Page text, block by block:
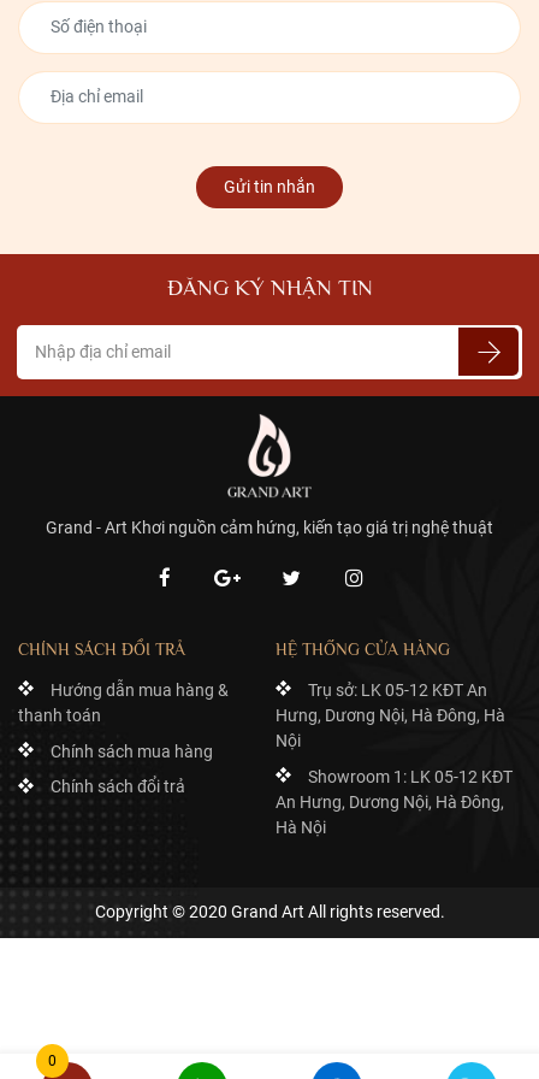
khắc phương Tây không chỉ gói gọn trong các nước châu Âu. Các
nước thuộc địa của phương Tây như Bắc Mỹ cũng chịu ảnh hưởng
sâu sắc không kém. Chính vì thế, điêu khắc tượng Châu Âu nổi tiếng
và lan rộng ra rất nhiều vùng lãnh thổ.
lan rộng khắp nước Ý và các quốc gia phương Tây vào giữa 1600 và
Nha. Nghệ thuật Baroque được đánh dấu bằng cuộc cách mạng ở
thế kỷ 17 và mở đầu cho thời kỳ Khai sáng. Baroque nảy nở và phát
Chất liệu chủ yếu của những bức tượng mang phong cách Baroque
là đồng bóng và cẩm thạch. Phong cách baroque đặc trưng với
"ánh sáng phóng đại, cảm xúc mãnh liệt, thoát khỏi sự kiềm chế, và
thậm chí là một loại chủ nghĩa giật gân nghệ thuật". Nghệ thuật
baroque không thực sự mô tả phong cách sống của người dân tại
cách, phong cách này tái khẳng định và có phần cường điệu những
La Mã cổ đại không có nhiều kiến ​​trúc riêng. Hầu hết các kiến ​​trúc
được nhìn thấy trong nền văn minh La Mã đều có dấu vết của Kiến
Gửi tin nhắn
ĐĂNG KÝ NHẬN TIN
Grand - Art Khơi nguồn cảm hứng, kiến tạo giá trị nghệ thuật
CHÍNH SÁCH ĐỔI TRẢ
Hướng dẫn mua hàng &
thanh toán
Chính sách mua hàng
Chính sách đổi trả
HỆ THỐNG CỬA HÀNG
Trụ sở: LK 05-12 KĐT An
Hưng, Dương Nội, Hà Đông, Hà
Nội
Showroom 1: LK 05-12 KĐT
An Hưng, Dương Nội, Hà Đông,
Hà Nội
Copyright © 2020 Grand Art All rights reserved.
0